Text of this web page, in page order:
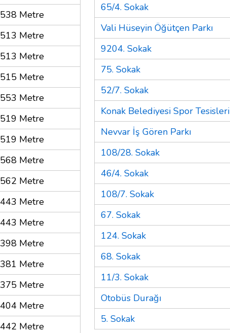
538 Metre
513 Metre
513 Metre
515 Metre
553 Metre
519 Metre
519 Metre
568 Metre
562 Metre
443 Metre
443 Metre
398 Metre
381 Metre
375 Metre
404 Metre
442 Metre
65/4. Sokak
Vali Hüseyin Öğütçen Parkı
9204. Sokak
75. Sokak
52/7. Sokak
Konak Belediyesi Spor Tesisleri
Nevvar İş Gören Parkı
108/28. Sokak
46/4. Sokak
108/7. Sokak
67. Sokak
124. Sokak
68. Sokak
11/3. Sokak
Otobüs Durağı
5. Sokak